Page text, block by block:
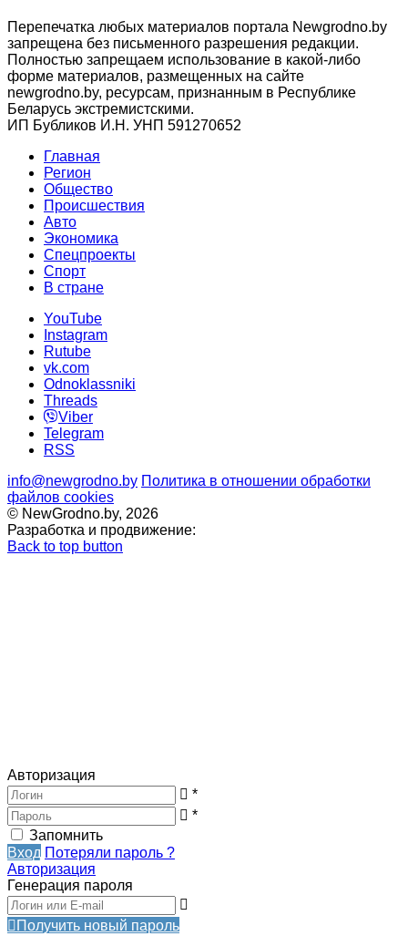
Перепечатка любых материалов портала Newgrodno.by
запрещена без письменного разрешения редакции.
Полностью запрещаем использование в какой-либо
форме материалов, размещенных на сайте
newgrodno.by, ресурсам, признанным в Республике
Беларусь экстремистскими.
ИП Бубликов И.Н. УНП 591270652
Главная
Регион
Общество
Происшествия
Авто
Экономика
Спецпроекты
Cпорт
В стране
YouTube
Instagram
Rutube
vk.com
Odnoklassniki
Threads
Viber
Telegram
RSS
info@newgrodno.by Политика в отношении обработки
файлов cookies
© NewGrodno.by, 2026
Разработка и продвижение:
Back to top button
Авторизация
*
*
Запомнить
Вход Потеряли пароль ?
Авторизация
Генерация пароля
Получить новый пароль